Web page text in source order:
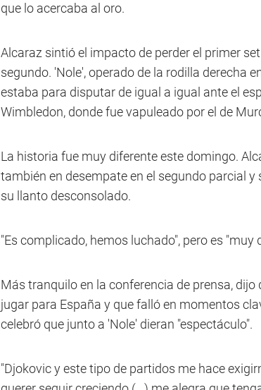
que lo acercaba al oro.
Alcaraz sintió el impacto de perder el primer
segundo. 'Nole', operado de la rodilla derecha
estaba para disputar de igual a igual ante el
Wimbledon, donde fue vapuleado por el de
La historia fue muy diferente este domingo.
también en desempate en el segundo parcial y
su llanto desconsolado.
"Es complicado, hemos luchado", pero es "muy
Más tranquilo en la conferencia de prensa,
jugar para España y que falló en momentos
celebró que junto a 'Nole' dieran "espectáculo".
"Djokovic y este tipo de partidos me hace